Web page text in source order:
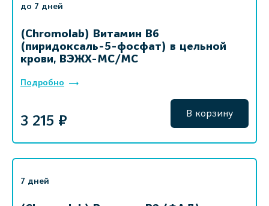
до 7 дней
(Chromolab) Витамин B6
(пиридоксаль-5-фосфат) в цельной
крови, ВЭЖХ-МС/МС
Подробно
3 215 ₽ В корзину
7 дней